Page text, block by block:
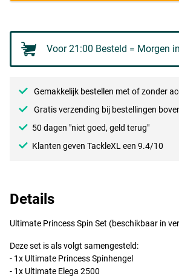
Voor 21:00 Besteld = Morgen
Gemakkelijk bestellen met of zonder
Gratis verzending bij bestellingen
50 dagen "niet goed, geld terug"
Klanten geven TackleXL een 9.4/10
Details
Ultimate Princess Spin Set (beschikbaar in
Deze set is als volgt samengesteld:
- 1x Ultimate Princess Spinhengel
- 1x Ultimate Elega 2500